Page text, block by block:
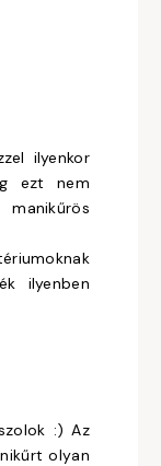
ilyenkor
ezt nem
ilyenben
:) Az
olyan